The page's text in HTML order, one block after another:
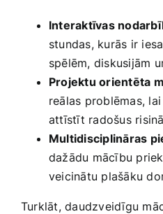
Interaktīvas
stundas, kurās ir
spēlēm, diskusijām
Projektu orientēta
reālas ‌problēmas,
attīstīt ​radošus
Multidisciplināras
dažādu mācību
veicinātu plašāku
Turklāt, daudzveidīgu